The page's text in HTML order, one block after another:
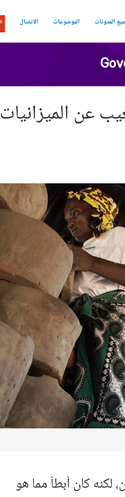
المدونات الموضوعات الاتصال
عن الميزانيات
لكنه كان أبطأ مما هو